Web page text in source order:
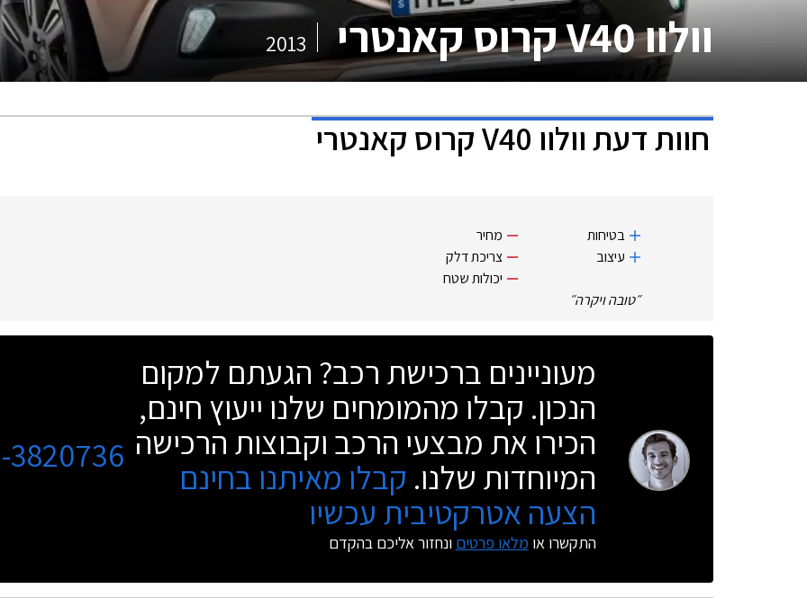
וולוו V40 קרוס קאנטרי 2013
חוות דעתוולוו V40 קרוס קאנטרי
בטיחות
עיצוב
מחיר
צריכת דלק
יכולות שטח
״טובה ויקרה״
מעוניינים ברכישת רכב? הגעתם למקום
הנכון. קבלו מהמומחים שלנו ייעוץ חינם,
הכירו את מבצעי הרכב וקבוצות הרכישה
המיוחדות שלנו. קבלו מאיתנו בחינם
הצעה אטרקטיבית עכשיו
התקשרו או מלאו פרטים ונחזור אליכם בהקדם
3820736